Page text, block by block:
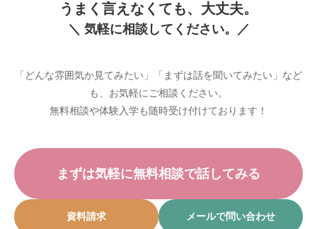
うまく言えなくても、大丈夫。
＼ 気軽に相談してください。／
「どんな雰囲気か見てみたい」「まずは話を聞いてみたい」など
も、お気軽にご相談ください。
無料相談や体験入学も随時受け付けております！
まずは気軽に無料相談で話してみる
資料請求 メールで問い合わせ